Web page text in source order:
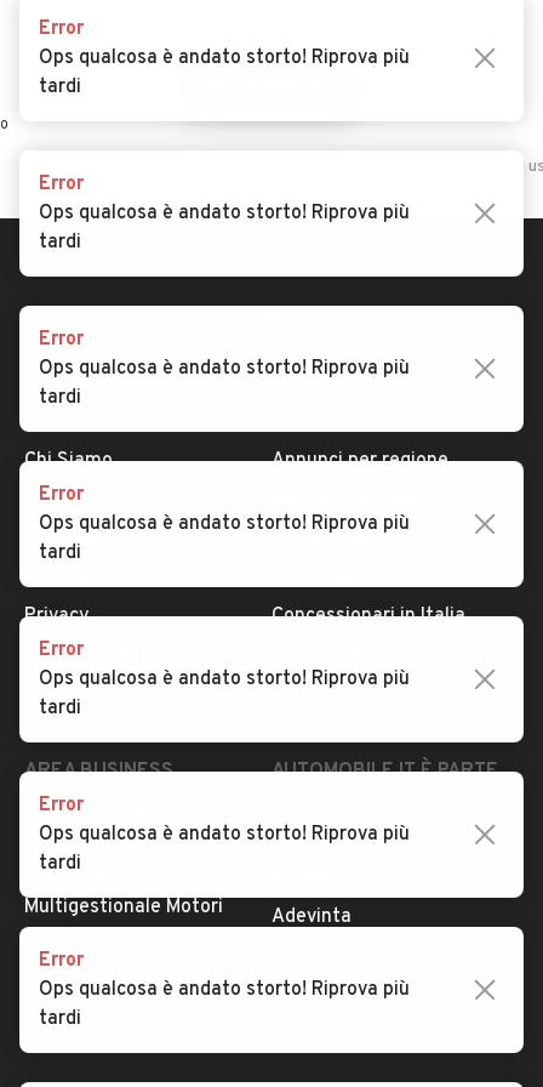
0
Autocarri
Chi Siamo
Serve aiuto?
Dati identificativi
Privacy
Impostazioni Privacy
Security
Annunci per regione
Tutte le auto usate
Concessionari in Italia
Valutazione auto
AREA BUSINESS
Registrazione
concessionario
Multigestionale Motori
AUTOMOBILE.IT È PARTE
subito.it
Adevinta
SEGUICI
Error
Ops qualcosa è andato storto! Riprova più
tardi
Error
Ops qualcosa è andato storto! Riprova più
tardi
Error
Ops qualcosa è andato storto! Riprova più
tardi
Error
Ops qualcosa è andato storto! Riprova più
tardi
Error
Ops qualcosa è andato storto! Riprova più
tardi
Error
Ops qualcosa è andato storto! Riprova più
tardi
Error
Ops qualcosa è andato storto! Riprova più
tardi